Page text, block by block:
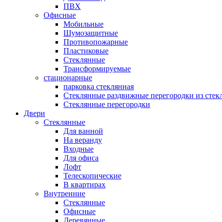
ПВХ
Офисные
Мобильные
Шумозащитные
Противопожарные
Пластиковые
Стеклянные
Трансформируемые
стационарные
парковка стеклянная
Стеклянные раздвижные перегородки из
Стеклянные перегородки
Двери
Стеклянные
Для ванной
На веранду
Входные
Для офиса
Лофт
Телескопические
В квартирах
Внутренние
Стеклянные
Офисные
Деревянные